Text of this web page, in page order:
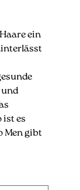
ein
ist es
Men gibt